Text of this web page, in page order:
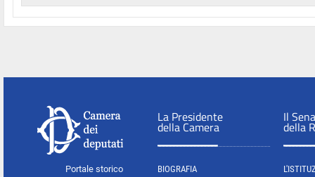
Portale storico
La Presidente
della Camera
BIOGRAFIA
Il
della